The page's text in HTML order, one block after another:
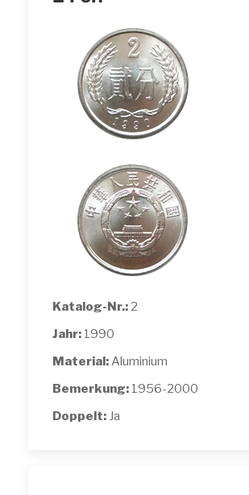
Katalog-Nr.: 2
Jahr: 1990
Material:Aluminium
Bemerkung: 1956-2000
Doppelt: Ja